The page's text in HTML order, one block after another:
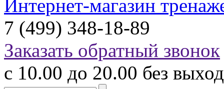
Интернет-магазин
7 (499) 348-18-89
Заказать обратный звонок
с 10.00 до 20.00 без